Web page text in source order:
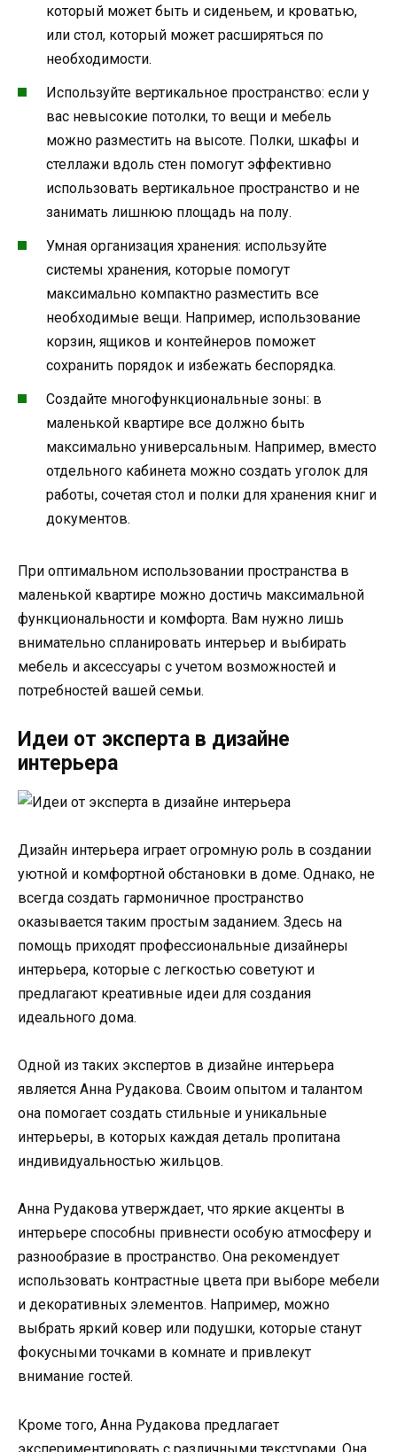
который может быть и сиденьем, и кроватью,
или стол, который может расширяться по
необходимости.
Используйте вертикальное пространство: если у
вас невысокие потолки, то вещи и мебель
можно разместить на высоте. Полки, шкафы и
стеллажи вдоль стен помогут эффективно
использовать вертикальное пространство и не
занимать лишнюю площадь на полу.
Умная организация хранения: используйте
системы хранения, которые помогут
максимально компактно разместить все
необходимые вещи. Например, использование
корзин, ящиков и контейнеров поможет
сохранить порядок и избежать беспорядка.
Создайте многофункциональные зоны: в
маленькой квартире все должно быть
максимально универсальным. Например, вместо
отдельного кабинета можно создать уголок для
работы, сочетая стол и полки для хранения книг и
документов.
При оптимальном использовании пространства в
маленькой квартире можно достичь максимальной
функциональности и комфорта. Вам нужно лишь
внимательно спланировать интерьер и выбирать
мебель и аксессуары с учетом возможностей и
потребностей вашей семьи.
Идеи от эксперта в дизайне
интерьера
Дизайн интерьера играет огромную роль в создании
уютной и комфортной обстановки в доме. Однако, не
всегда создать гармоничное пространство
оказывается таким простым заданием. Здесь на
помощь приходят профессиональные дизайнеры
интерьера, которые с легкостью советуют и
предлагают креативные идеи для создания
идеального дома.
Одной из таких экспертов в дизайне интерьера
является Анна Рудакова. Своим опытом и талантом
она помогает создать стильные и уникальные
интерьеры, в которых каждая деталь пропитана
индивидуальностью жильцов.
Анна Рудакова утверждает, что яркие акценты в
интерьере способны привнести особую атмосферу и
разнообразие в пространство. Она рекомендует
использовать контрастные цвета при выборе мебели
и декоративных элементов. Например, можно
выбрать яркий ковер или подушки, которые станут
фокусными точками в комнате и привлекут
внимание гостей.
Кроме того, Анна Рудакова предлагает
экспериментировать с различными текстурами. Она